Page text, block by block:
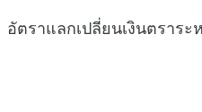
อัตราแลกเปลี่ยนเงินตราระ